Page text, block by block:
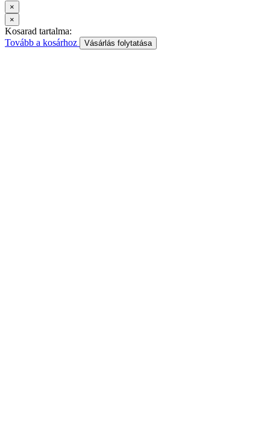
×
×
Kosarad tartalma:
Tovább a kosárhoz
Vásárlás folytatása